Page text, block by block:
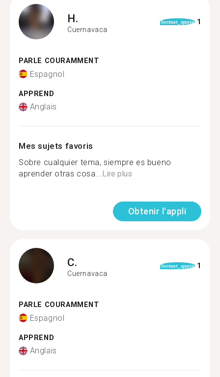
H.
Cuernavaca
format_quote 1
PARLE COURAMMENT
Espagnol
APPREND
Anglais
Mes sujets favoris
Sobre cualquier tema, siempre es bueno
aprender otras cosa...Lire plus
Obtenir l'appli
C.
Cuernavaca
format_quote 1
PARLE COURAMMENT
Espagnol
APPREND
Anglais